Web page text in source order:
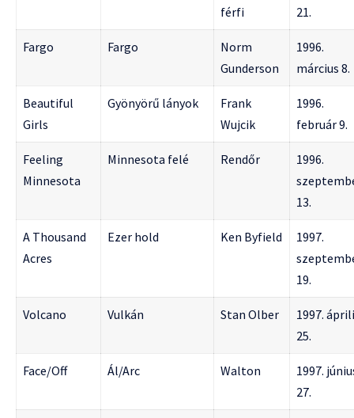
férfi
21.
Fargo Fargo
Norm
Gunderson
1996.
március 8.
Beautiful
Girls
Gyönyörű lányok
Frank
Wujcik
1996.
február 9.
Feeling
Minnesota
Minnesota felé Rendőr
1996.
13.
A Thousand
Acres
Ezer hold Ken Byfield
1997.
19.
Volcano Vulkán Stan Olber
1997.
25.
Face/Off Ál/Arc Walton
1997.
27.